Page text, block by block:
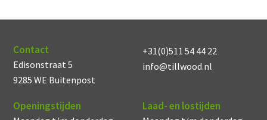
Contact
Edisonstraat 5
9285 WE Buitenpost
+31(0)511 54 44 22
info@tillwood.nl
Openingstijden Laad- en lostijden